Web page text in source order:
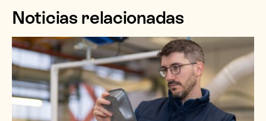
Noticias relacionadas